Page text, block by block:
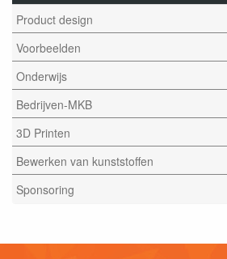
Product design
Voorbeelden
Onderwijs
Bedrijven-MKB
3D Printen
Bewerken van kunststoffen
Sponsoring